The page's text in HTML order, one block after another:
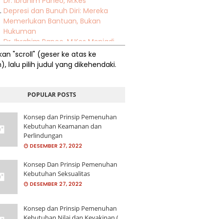
Depresi dan Bunuh Diri: Mereka
Memerlukan Bantuan, Bukan
Hukuman
Dr. Ibrahim Paneo, M.Kes Menjadi
Narasumber Pada Raker Program
Pemberdayaan Masyarakat Anti
Narkoba Instansi Pemerintah
HUBUNGAN PENGETAHUAN DENGAN
DI DESA MOLINGKAPOT KEC.
KWANDANG KAB. GORONTALO
UTARA
ISSUE BESAR AMANDEMEN UUD NRI
PERPANJANGAN MASA JABATAN
PRESIDEN SERTA DAMPAKNYA
TERHADAP POLA HUBUNGAN ANTAR
LEMBAGA POLITIK DI INDONESIA
Ibrahim Paneo Ketua Pokdar
Kamtibmas Gorontalo Ucapkan
"scroll" (geser ke atas ke
lalu pilih judul yang dikehendaki.
POPULAR POSTS
Konsep dan Prinsip Pemenuhan
Kebutuhan Keamanan dan
Perlindungan
DESEMBER 27, 2022
Konsep Dan Prinsip Pemenuhan
Kebutuhan Seksualitas
DESEMBER 27, 2022
Konsep dan Prinsip Pemenuhan